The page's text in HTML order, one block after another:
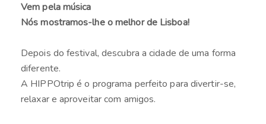
Vem pela música
Nós mostramos-lhe o melhor de Lisboa!
Depois do festival, descubra a cidade de uma forma
diferente.
A HIPPOtrip é o programa perfeito para divertir-se,
relaxar e aproveitar com amigos.